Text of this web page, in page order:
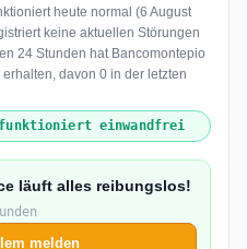
heute normal (6 August
keine aktuellen Störungen
24 Stunden hat Bancomontepio
davon 0 in der letzten
funktioniert einwandfrei
läuft alles reibungslos!
melden